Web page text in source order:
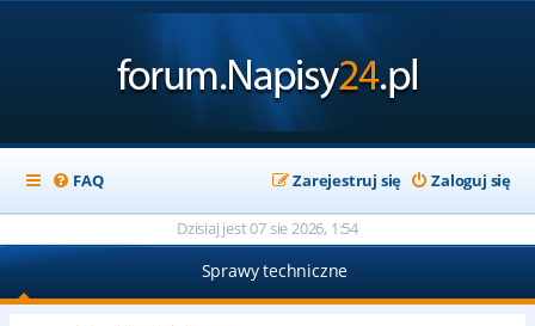
FAQ Zaloguj się
Zarejestruj się
Dzisiaj jest 07 sie 2026, 1:54
Sprawy techniczne